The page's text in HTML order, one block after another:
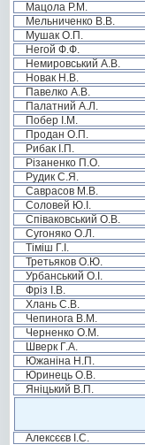
Мацола Р.М.
Мельниченко В.В.
Мушак О.П.
Негой Ф.Ф.
Немировський А.В.
Новак Н.В.
Павелко А.В.
Палатний А.Л.
Побер І.М.
Продан О.П.
Рибак І.П.
Різаненко П.О.
Рудик С.Я.
Саврасов М.В.
Соловей Ю.І.
Співаковський О.В.
Сугоняко О.Л.
Тіміш Г.І.
Третьяков О.Ю.
Урбанський О.І.
Фріз І.В.
Хлань С.В.
Чепинога В.М.
Черненко О.М.
Шверк Г.А.
Южаніна Н.П.
Юринець О.В.
Яніцький В.П.
Алексєєв І.С.